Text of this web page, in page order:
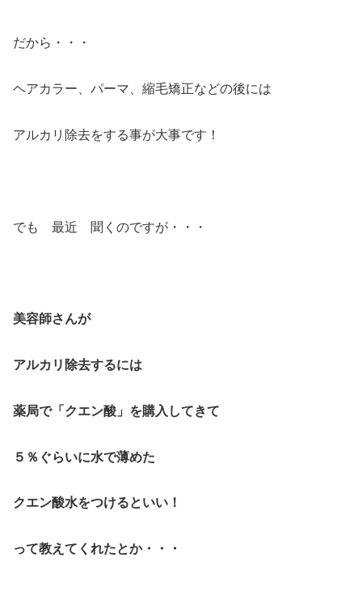
だから・・・
ヘアカラー、パーマ、縮毛矯正などの後には
アルカリ除去をする事が大事です！
でも 最近 聞くのですが・・・
美容師さんが
アルカリ除去するには
薬局で「クエン酸」を購入してきて
５％ぐらいに水で薄めた
クエン酸水をつけるといい！
って教えてくれたとか・・・